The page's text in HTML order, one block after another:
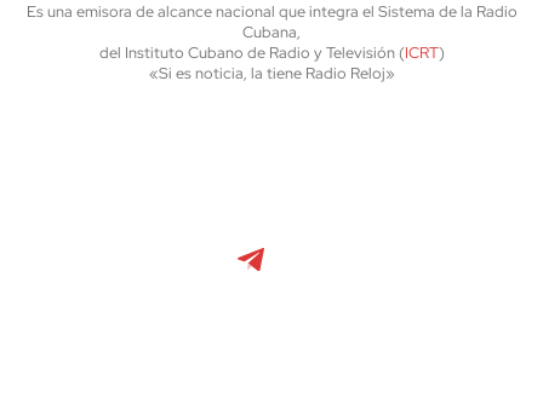
Es una emisora de alcance nacional que integra el Sistema de la Radio
Cubana,
del Instituto Cubano de Radio y Televisión (ICRT)
«Si es noticia, la tiene Radio Reloj»